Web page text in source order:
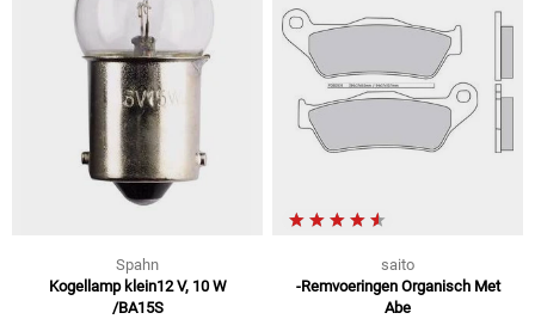
Spahn
Kogellamp klein12 V, 10 W
/BA15S
saito
-Remvoeringen Organisch Met
Abe